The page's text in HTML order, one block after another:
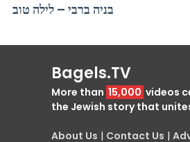
בניה ברבי – לילה טוב
Bagels.TV
More than 15,000 videos
the Jewish story that
About Us | Contact Us |